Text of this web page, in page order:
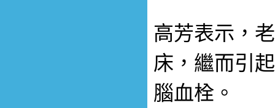
高芳表示，
床，繼而引
腦血栓。